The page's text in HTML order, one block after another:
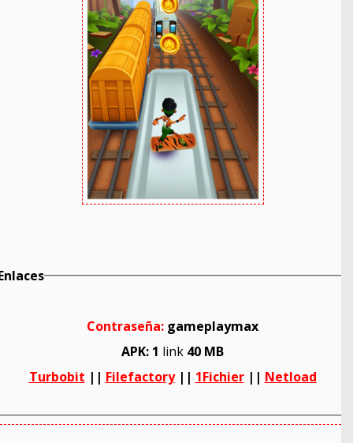
Contraseña: gameplaymax
APK: 1 link 40 MB
Turbobit || Filefactory|| 1Fichier|| Netload